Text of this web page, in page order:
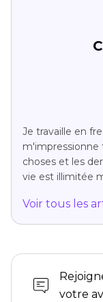
Je travaille en
m'impressionne
choses et les
vie est illimitée
Voir tous les
votre